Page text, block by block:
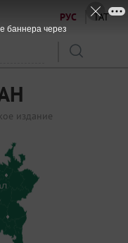
РУС ТАТ
издание
баннера через